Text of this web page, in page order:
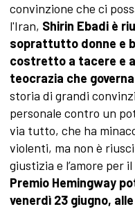
convinzione che ci
l'Iran, Shirin Ebadi è
soprattutto donne e
costretto a tacere e
teocrazia che
storia di grandi
personale contro un
via tutto, che ha
violenti, ma non è
giustizia e l’amore per
Premio Hemingway
venerdì 23 giugno,